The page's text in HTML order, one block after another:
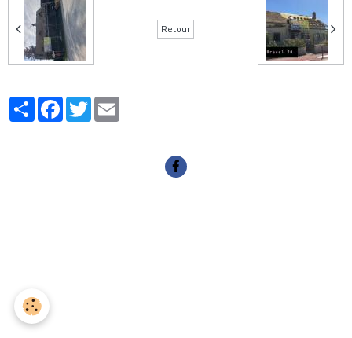
Retour
PartagerFacebook
Twitter